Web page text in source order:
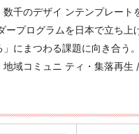
千のデザイ ンテンプレート
ープログラムを日本で立ち
」にまつわる課題に向き合う
域コミュニ ティ・集落再生